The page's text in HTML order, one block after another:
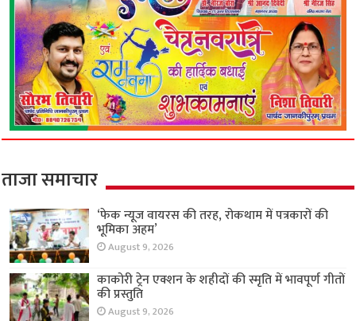
ताजा समाचार
‘फेक न्यूज वायरस की तरह, रोकथाम में पत्रकारों की
भूमिका अहम’
August 9, 2026
काकोरी ट्रेन एक्शन के शहीदों की स्मृति में भावपूर्ण गीतों
की प्रस्तुति
August 9, 2026